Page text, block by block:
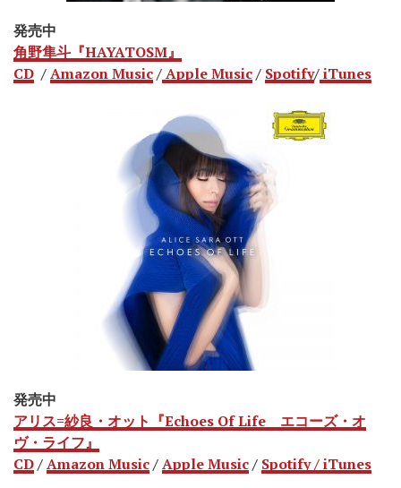
発売中
角野隼斗『HAYATOSM』
CD /Amazon Music/Apple Music/ Spotify/iTunes
発売中
アリス=紗良・オット『Echoes Of Life エコーズ・オ
ヴ・ライフ』
CD/Amazon Music/Apple Music/ Spotify /iTunes